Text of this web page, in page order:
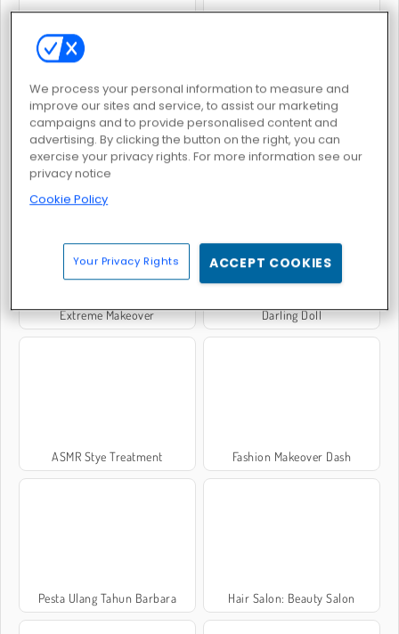
Fashion Holic
From Nerd To School Popular
Extreme Makeover Darling Doll
ASMR Stye Treatment Fashion Makeover Dash
Pesta Ulang Tahun Barbara Hair Salon: Beauty Salon
We process your personal information to measure and
improve our sites and service, to assist our marketing
campaigns and to provide personalised content and
advertising. By clicking the button on the right, you can
exercise your privacy rights. For more information see our
privacy notice
Cookie Policy
Your Privacy Rights ACCEPT COOKIES